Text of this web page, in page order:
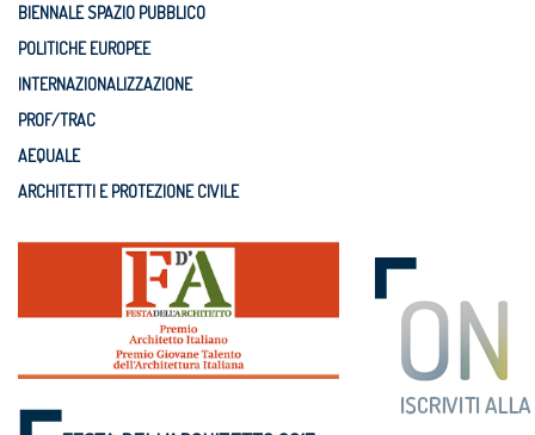
BIENNALE SPAZIO PUBBLICO
POLITICHE EUROPEE
INTERNAZIONALIZZAZIONE
PROF/TRAC
AEQUALE
ARCHITETTI E PROTEZIONE CIVILE